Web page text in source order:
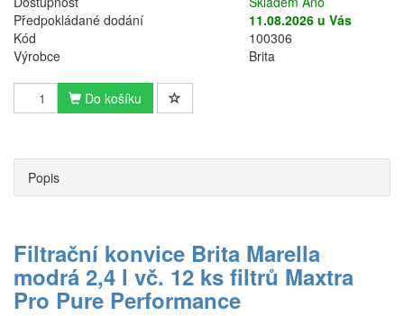
Předpokládané dodání
11.08.2026 u Vás
Kód
100306
Výrobce
Brita
Do košíku
Popis
Filtrační konvice Brita Marella
modrá 2,4 l vč. 12 ks filtrů Maxtra
Pro Pure Performance